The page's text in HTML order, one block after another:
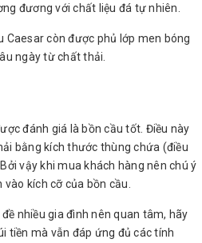
đương với chất liệu đá tự nhiên.
Caesar còn được phủ lớp men bóng
ngày từ chất thải.
đánh giá là bồn cầu tốt. Điều này
bằng kích thước thùng chứa (điều
vậy khi mua khách hàng nên chú ý
kích cỡ của bồn cầu.
nhiều gia đình nên quan tâm, hãy
tiền mà vẫn đáp ứng đủ các tính